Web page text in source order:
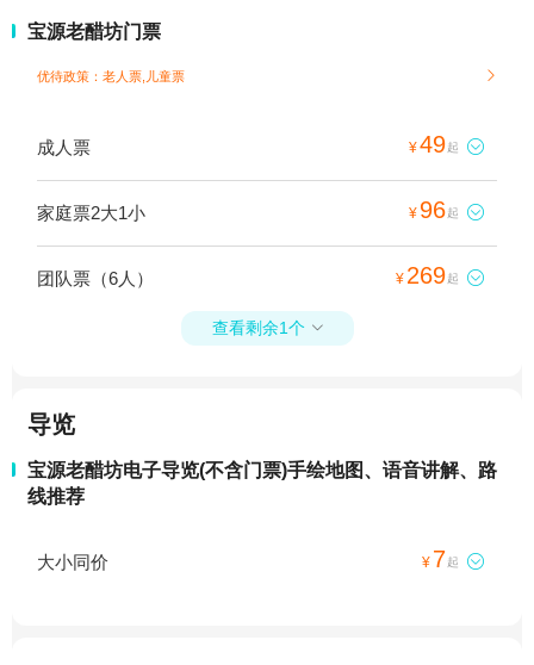
宝源老醋坊门票
优待政策：老人票,儿童票 
成人票 ¥49起 
家庭票2大1小 ¥ 96起 
团队票（6人） ¥ 269起 
查看剩余1个 
导览
宝源老醋坊电子导览(不含门票)手绘地图、语音讲解、路
线推荐
大小同价 ¥ 7起 